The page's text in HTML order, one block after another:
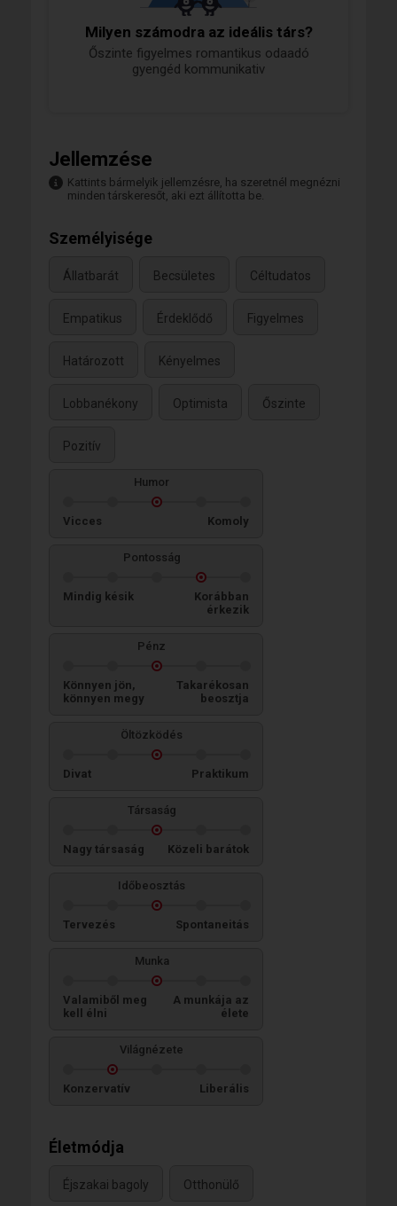
Milyen számodra az ideális társ?
Őszinte figyelmes romantikus odaadó
gyengéd kommunikativ
Jellemzése
Kattints bármelyik jellemzésre, ha szeretnél megnézni
minden társkeresőt, aki ezt állította be.
Személyisége
Állatbarát Becsületes Céltudatos
Empatikus Érdeklődő Figyelmes
Határozott Kényelmes
Lobbanékony Optimista Őszinte
Pozitív
Humor
Vicces Komoly
Pontosság
Mindig késik
Korábban
érkezik
Pénz
Könnyen jön,
könnyen megy
Takarékosan
beosztja
Öltözködés
Divat Praktikum
Társaság
Nagy társaság Közeli barátok
Időbeosztás
Tervezés Spontaneitás
Munka
Valamiből meg
kell élni
A munkája az
élete
Világnézete
Konzervatív Liberális
Életmódja
Éjszakai bagoly Otthonülő